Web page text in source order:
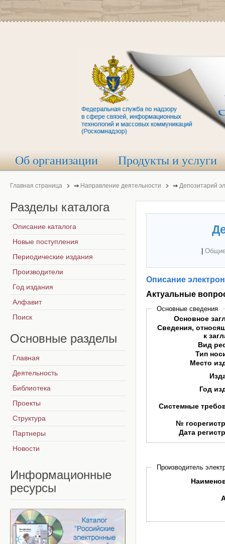
Об организации Продукты и услуги
Главная страница ⇒ Направление деятельности ⇒ Депозитарий
Описание
Актуальные
Основные сведения
Основное
Сведения,
к
Вид
Тип
Место
Год
Системные
№
Дата
Производитель
Разделы каталога
Описание каталога
Новые поступления
Периодические издания
Производители
Год издания
Алфавит
Поиск
Основные разделы
Главная
Деятельность
Библиотека
Проекты
Структура
Партнеры
Новости
Информационные
ресурсы